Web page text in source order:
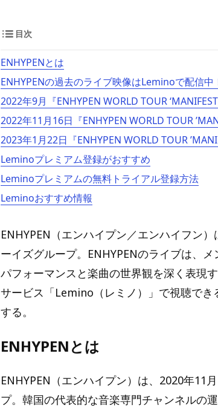
目次
ENHYPENとは
ENHYPENの過去のライブ映像はLeminoで配信中
2022年9月『ENHYPEN WORLD TOUR
2022年11月16日『ENHYPEN WORLD TOUR
2023年1月22日『ENHYPEN WORLD TOUR
Leminoプレミアム登録がおすすめ
Leminoプレミアムの無料トライアル登録方法
Leminoおすすめ情報
ENHYPEN（エンハイプン／エンハイフン
ーイズグループ。ENHYPENのライブは、
パフォーマンスと楽曲の世界観を深く表現
サービス「Lemino（レミノ）」で視聴でき
する。
ENHYPENとは
ENHYPEN（エンハイプン）は、2020年11
プ。韓国の代表的な音楽専門チャンネルの